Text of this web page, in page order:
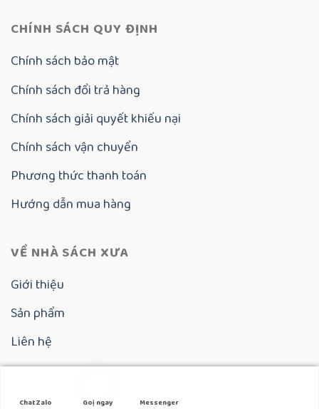
CHÍNH SÁCH QUY ĐỊNH
Chính sách bảo mật
Chính sách đổi trả hàng
Chính sách giải quyết khiếu nại
Chính sách vận chuyển
Phương thức thanh toán
Hướng dẫn mua hàng
VỀ NHÀ SÁCH XƯA
Giới thiệu
Sản phẩm
Liên hệ
Copyright 2025 ©Nhà Sách Xưa
Chat Zalo Goị ngay Messenger